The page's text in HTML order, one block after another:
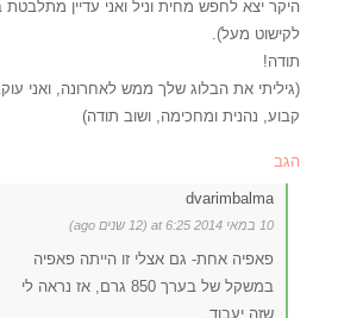
היקר יצא לחפש מחית וניל ואני עדיין
לקישוט מעל).
תודה!
(גיליתי את הבלוג שלך ממש לאחרונה, ואני
קבוע, נהנית ומחכימה, ושוב תודה)
הגב
dvarimbalma
10 במאי 2014 at 6:25 (12 שנים ago)
פאפיה אחת- גם אצלי זו הייתה פאפיה
במשקל של בערך 850 גרם, אז נראה לי
שזה יעבוד.